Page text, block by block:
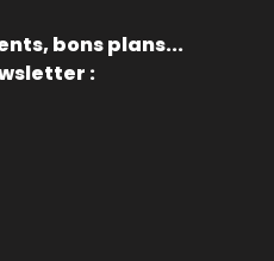
bons plans...
: